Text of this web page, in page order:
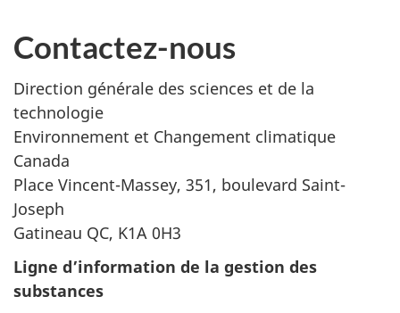
Contactez-nous
Direction générale des sciences et de la
technologie
Environnement et Changement climatique
Canada
Place Vincent-Massey, 351, boulevard Saint-
Joseph
Gatineau QC, K1A 0H3
Ligne d’information de la gestion des
substances